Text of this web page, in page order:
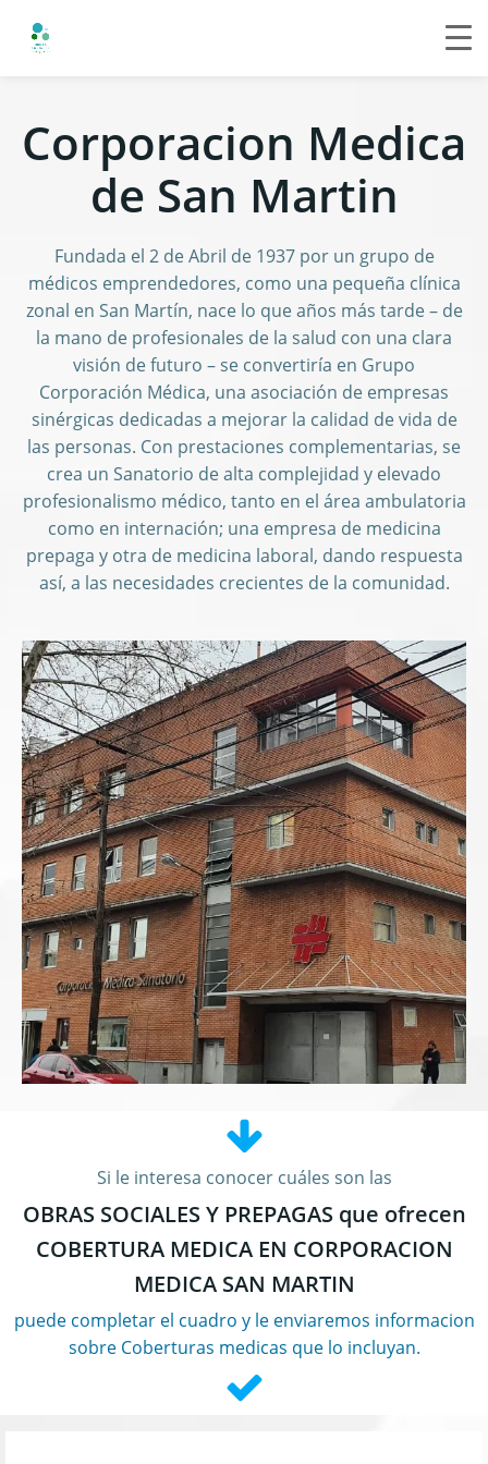
contenido
Corporacion Medica
de San Martin
Fundada el 2 de Abril de 1937 por un grupo de
médicos emprendedores, como una pequeña clínica
zonal en San Martín, nace lo que años más tarde – de
la mano de profesionales de la salud con una clara
visión de futuro – se convertiría en Grupo
Corporación Médica, una asociación de empresas
sinérgicas dedicadas a mejorar la calidad de vida de
las personas. Con prestaciones complementarias, se
crea un Sanatorio de alta complejidad y elevado
profesionalismo médico, tanto en el área ambulatoria
como en internación; una empresa de medicina
prepaga y otra de medicina laboral, dando respuesta
así, a las necesidades crecientes de la comunidad.
Si le interesa conocer cuáles son las
OBRAS SOCIALES Y PREPAGAS que ofrecen
COBERTURA MEDICA EN CORPORACION
MEDICA SAN MARTIN
puede completar el cuadro y le enviaremos informacion
sobre Coberturas medicas que lo incluyan.